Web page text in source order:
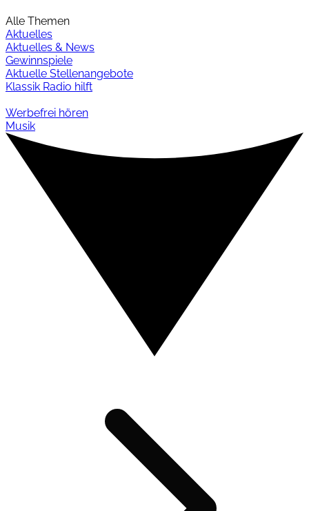
Alle Themen
Aktuelles
Aktuelles & News
Gewinnspiele
Aktuelle Stellenangebote
Klassik Radio hilft
Werbefrei hören
Musik